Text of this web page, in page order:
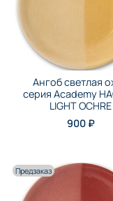
Ангоб светлая
серия Academy
LIGHT OCHRE
900 ₽
Предзаказ